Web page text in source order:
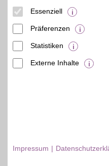
Beamten-
Essenziell
Präferenzen
Statistiken
Externe Inhalte
Impressum